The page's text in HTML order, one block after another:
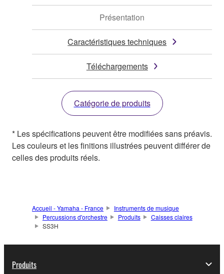
Présentation
Caractéristiques techniques
Téléchargements
Catégorie de produits
* Les spécifications peuvent être modifiées sans préavis.
Les couleurs et les finitions illustrées peuvent différer de
celles des produits réels.
Accueil - Yamaha - France
Instruments de musique
Percussions d'orchestre
Produits
Caisses claires
SS3H
Produits